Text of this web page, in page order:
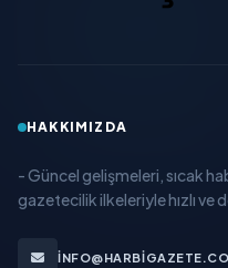
HAKKIMIZDA
- Güncel gelişmeleri, sıcak
gazetecilik ilkeleriyle hızlı ve